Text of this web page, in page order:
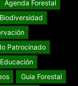
Agenda Forestal
Biodiversidad
Patrocinado
Educación
Guia Forestal